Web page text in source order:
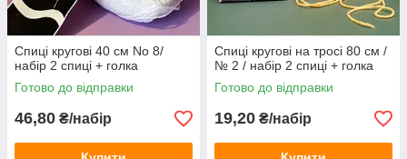
Спиці кругові 40 см No 8/
набір 2 спиці + голка
Готово до відправки
46,80 ₴/набір
Спиці кругові на тросі 80 см /
№ 2 / набір 2 спиці + голка
Готово до відправки
19,20 ₴/набір